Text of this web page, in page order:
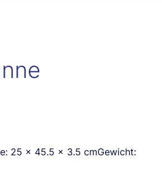
25 x 45.5 x 3.5 cmGewicht: